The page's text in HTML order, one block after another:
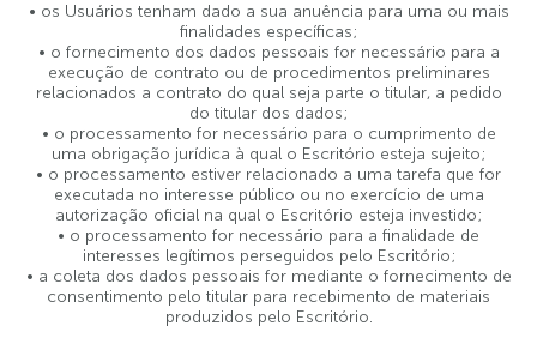
• os Usuários tenham dado a sua anuência para uma ou mais
finalidades específicas;
• o fornecimento dos dados pessoais for necessário para a
execução de contrato ou de procedimentos preliminares
relacionados a contrato do qual seja parte o titular, a pedido
do titular dos dados;
• o processamento for necessário para o cumprimento de
uma obrigação jurídica à qual o Escritório esteja sujeito;
• o processamento estiver relacionado a uma tarefa que for
executada no interesse público ou no exercício de uma
autorização oficial na qual o Escritório esteja investido;
• o processamento for necessário para a finalidade de
interesses legítimos perseguidos pelo Escritório;
• a coleta dos dados pessoais for mediante o fornecimento de
consentimento pelo titular para recebimento de materiais
produzidos pelo Escritório.